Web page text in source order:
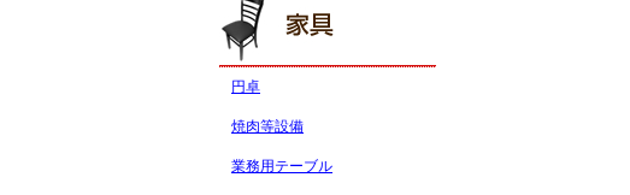
円卓
焼肉等設備
業務用テーブル